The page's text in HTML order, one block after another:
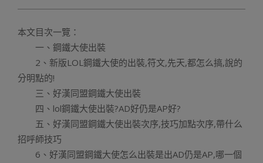
本文目次一覽：
一、鋼鐵大使出裝
2、新版LOL鋼鐵大使的出裝,符文,先天,都怎么搞,說的
分明點的!
三、好漢同盟鋼鐵大使出裝
四、lol鋼鐵大使出裝?AD好仍是AP好?
五、好漢同盟鋼鐵大使出裝次序,技巧加點次序,帶什么
招呼師技巧
6、好漢同盟鋼鐵大使怎么出裝是出AD仍是AP,哪一個